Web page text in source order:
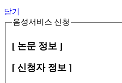
닫기
음성서비스 신청
[ 논문 정보 ]
[ 신청자 정보 ]